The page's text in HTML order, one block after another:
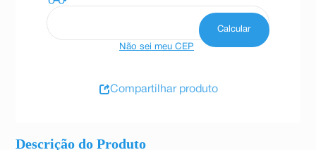
Descrição do Produto
Não sei meu CEP
Compartilhar produto